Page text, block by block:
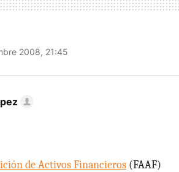
2008, 21:45
de Activos Financieros (FAAF)